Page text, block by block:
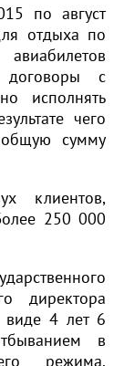
по август
отдыха по
договоры с
исполнять
чего
сумму
клиентов,
250 000
директора
виде 4 лет 6
в
режима.